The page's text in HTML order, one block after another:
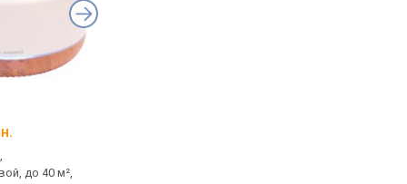
до 40 м²,